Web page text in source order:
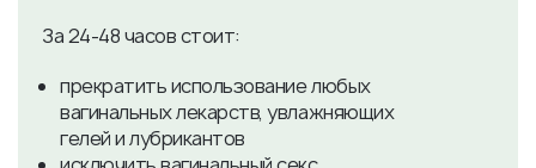
За 24-48 часов стоит:
прекратить использование любых
вагинальных лекарств, увлажняющих
гелей и лубрикантов